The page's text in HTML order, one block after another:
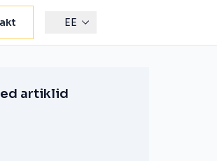
EE
artiklid